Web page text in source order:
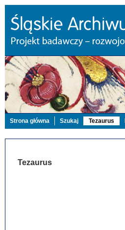
Strona główna Szukaj Tezaurus
Tezaurus